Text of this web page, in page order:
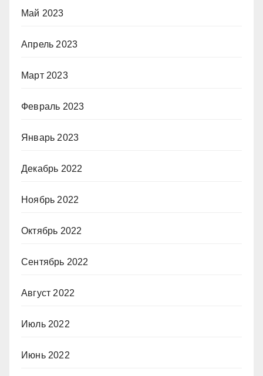
Май 2023
Апрель 2023
Март 2023
Февраль 2023
Январь 2023
Декабрь 2022
Ноябрь 2022
Октябрь 2022
Сентябрь 2022
Август 2022
Июль 2022
Июнь 2022